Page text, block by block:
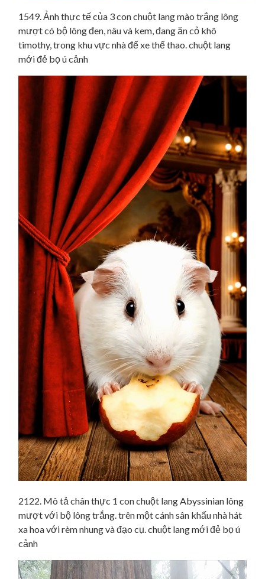
1549. Ảnh thực tế của 3 con chuột lang mào trắng lông
mượt có bộ lông đen, nâu và kem, đang ăn cỏ khô
timothy, trong khu vực nhà để xe thể thao. chuột lang
mới đẻ bọ ú cảnh
2122. Mô tả chân thực 1 con chuột lang Abyssinian lông
mượt với bộ lông trắng. trên một cánh sân khấu nhà hát
xa hoa với rèm nhung và đạo cụ. chuột lang mới đẻ bọ ú
cảnh